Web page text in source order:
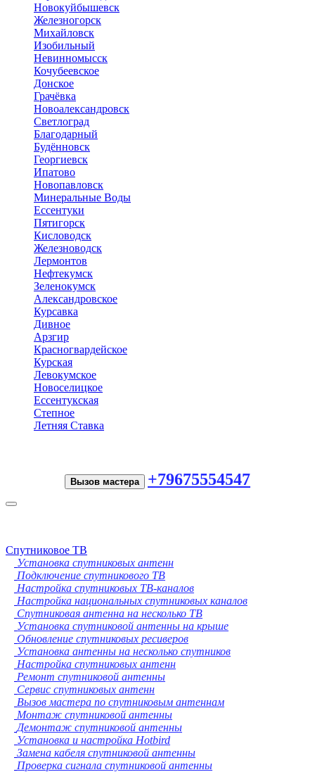
Новокуйбышевск
Железногорск
Михайловск
Изобильный
Невинномысск
Кочубеевское
Донское
Грачёвка
Новоалександровск
Светлоград
Благодарный
Будённовск
Георгиевск
Ипатово
Новопавловск
Минеральные Воды
Ессентуки
Пятигорск
Кисловодск
Железноводск
Лермонтов
Нефтекумск
Зеленокумск
Александровское
Курсавка
Дивное
Арзгир
Красногвардейское
Курская
Левокумское
Новоселицкое
Ессентукская
Степное
Летняя Ставка
Вызов мастера +79675554547
Toggle
Спутниковое ТВ
Установка спутниковых антенн
Подключение спутникового ТВ
Настройка спутниковых ТВ-каналов
Настройка национальных спутниковых каналов
Спутниковая антенна на несколько ТВ
Установка спутниковой антенны на крыше
Обновление спутниковых ресиверов
Установка антенны на несколько спутников
Настройка спутниковых антенн
Ремонт спутниковой антенны
Сервис спутниковых антенн
Вызов мастера по спутниковым антеннам
Монтаж спутниковой антенны
Демонтаж спутниковой антенны
Установка и настройка Hotbird
Замена кабеля спутниковой антенны
Проверка сигнала спутниковой антенны